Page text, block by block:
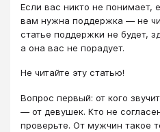
Если вас никто не понимает,
вам нужна поддержка — не
статье поддержки не будет,
а она вас не порадует.
Не читайте эту статью!
Вопрос первый: от кого
— от девушек. Кто не
проверьте. От мужчин такое